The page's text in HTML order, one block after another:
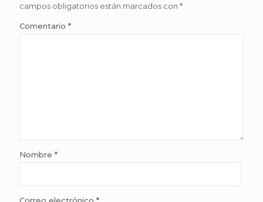
campos obligatorios están marcados con *
Comentario *
Nombre *
Correo electrónico *